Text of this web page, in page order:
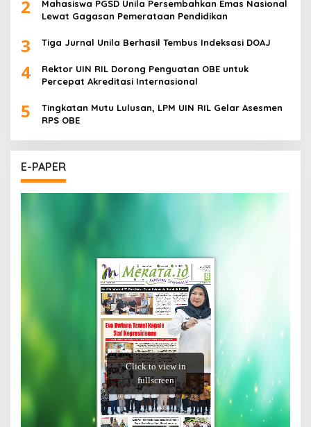
2
Mahasiswa PGSD Unila Persembahkan Emas Nasional
Lewat Gagasan Pemerataan Pendidikan
3 Tiga Jurnal Unila Berhasil Tembus Indeksasi DOAJ
4
Rektor UIN RIL Dorong Penguatan OBE untuk
Percepat Akreditasi Internasional
5
Tingkatan Mutu Lulusan, LPM UIN RIL Gelar Asesmen
RPS OBE
E-PAPER